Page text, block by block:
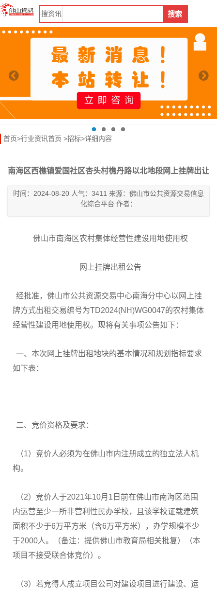
搜资讯 搜索
首页>行业资讯首页 >招标>详细内容
南海区西樵镇爱国社区杏头村樵丹路以北地段网上挂牌出让
时间：2024-08-20 人气：3411 来源：佛山市公共资源交易信息
化综合平台 作者：
佛山市南海区农村集体经营性建设用地使用权
网上挂牌出租公告
经批准，佛山市公共资源交易中心南海分中心以网上挂
牌方式出租交易编号为TD2024(NH)WG0047的农村集体
经营性建设用地使用权。现将有关事项公告如下：
一、本次网上挂牌出租地块的基本情况和规划指标要求
如下表：
二、竞价资格及要求：
（1）竞价人必须为在佛山市内注册成立的独立法人机
构。
（2）竞价人于2021年10月1日前在佛山市南海区范围
内运营至少一所非营利性民办学校，且该学校证载建筑
面积不少于6万平方米（含6万平方米），办学规模不少
于2000人。（备注：提供佛山市教育局相关批复）（本
项目不接受联合体竞价）。
（3）若竞得人成立项目公司对建设项目进行建设、运